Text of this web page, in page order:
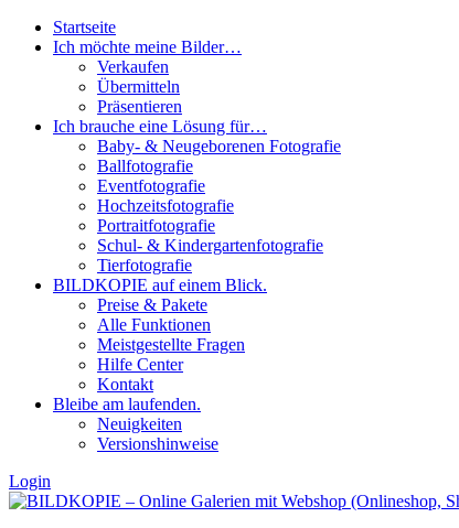
Startseite
Ich möchte meine Bilder…
Verkaufen
Übermitteln
Präsentieren
Ich brauche eine Lösung für…
Baby- & Neugeborenen Fotografie
Ballfotografie
Eventfotografie
Hochzeitsfotografie
Portraitfotografie
Schul- & Kindergartenfotografie
Tierfotografie
BILDKOPIE auf einem Blick.
Preise & Pakete
Alle Funktionen
Meistgestellte Fragen
Hilfe Center
Kontakt
Bleibe am laufenden.
Neuigkeiten
Versionshinweise
Login